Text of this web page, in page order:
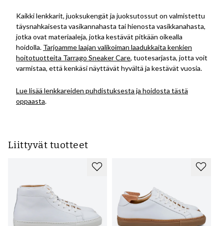
Kaikki lenkkarit, juoksukengät ja juoksutossut on valmistettu
täysnahkaisesta vasikannahasta tai hienosta vasikkanahasta,
jotka ovat materiaaleja, jotka kestävät pitkään oikealla
hoidolla. Tarjoamme laajan valikoiman laadukkaita kenkien
hoitotuotteita Tarrago Sneaker Care, tuotesarjasta, jotta voit
varmistaa, että kenkäsi näyttävät hyvältä ja kestävät vuosia.
Lue lisää lenkkareiden puhdistuksesta ja hoidosta tästä
oppaasta.
Liittyvät tuotteet